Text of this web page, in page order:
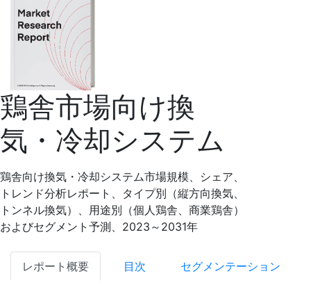
鶏舎市場向け換
気・冷却システム
鶏舎向け換気・冷却システム市場規模、シェア、
トレンド分析レポート、タイプ別（縦方向換気、
トンネル換気）、用途別（個人鶏舎、商業鶏舎）
およびセグメント予測、2023～2031年
レポート概要 目次 セグメンテーション